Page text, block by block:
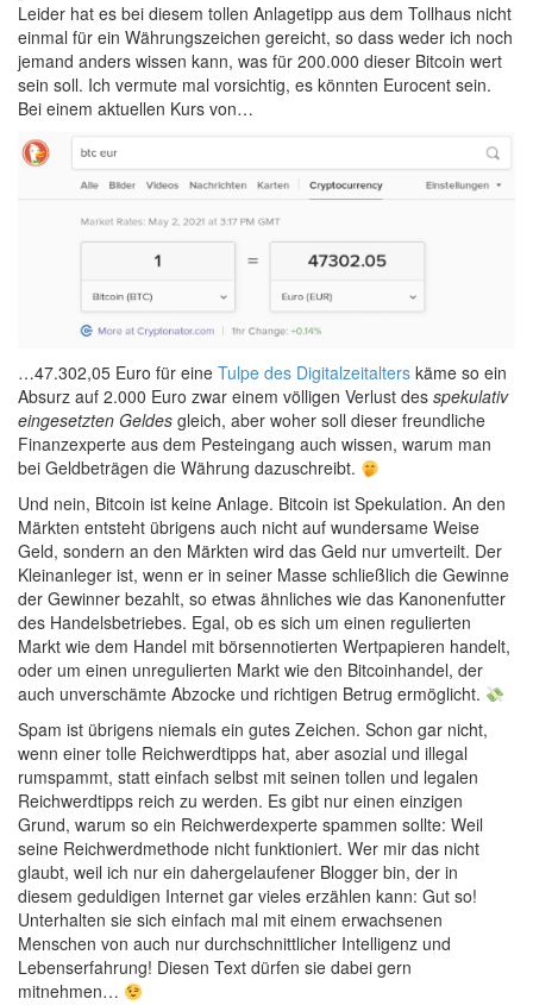
Leider hat es bei diesem tollen Anlagetipp aus dem Tollhaus nicht
einmal für ein Währungszeichen gereicht, so dass weder ich noch
jemand anders wissen kann, was für 200.000 dieser Bitcoin wert
sein soll. Ich vermute mal vorsichtig, es könnten Eurocent sein.
Bei einem aktuellen Kurs von…
…47.302,05 Euro für eine Tulpe des Digitalzeitalters käme so ein
Absurz auf 2.000 Euro zwar einem völligen Verlust des spekulativ
eingesetzten Geldes gleich, aber woher soll dieser freundliche
Finanzexperte aus dem Pesteingang auch wissen, warum man
bei Geldbeträgen die Währung dazuschreibt.
Und nein, Bitcoin ist keine Anlage. Bitcoin ist Spekulation. An den
Märkten entsteht übrigens auch nicht auf wundersame Weise
Geld, sondern an den Märkten wird das Geld nur umverteilt. Der
Kleinanleger ist, wenn er in seiner Masse schließlich die Gewinne
der Gewinner bezahlt, so etwas ähnliches wie das Kanonenfutter
des Handelsbetriebes. Egal, ob es sich um einen regulierten
Markt wie dem Handel mit börsennotierten Wertpapieren handelt,
oder um einen unregulierten Markt wie den Bitcoinhandel, der
auch unverschämte Abzocke und richtigen Betrug ermöglicht.
Spam ist übrigens niemals ein gutes Zeichen. Schon gar nicht,
wenn einer tolle Reichwerdtipps hat, aber asozial und illegal
rumspammt, statt einfach selbst mit seinen tollen und legalen
Reichwerdtipps reich zu werden. Es gibt nur einen einzigen
Grund, warum so ein Reichwerdexperte spammen sollte: Weil
seine Reichwerdmethode nicht funktioniert. Wer mir das nicht
glaubt, weil ich nur ein dahergelaufener Blogger bin, der in
diesem geduldigen Internet gar vieles erzählen kann: Gut so!
Unterhalten sie sich einfach mal mit einem erwachsenen
Menschen von auch nur durchschnittlicher Intelligenz und
Lebenserfahrung! Diesen Text dürfen sie dabei gern
mitnehmen…